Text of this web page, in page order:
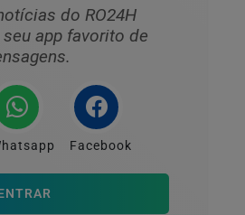
do RO24H
seu app favorito de
Facebook